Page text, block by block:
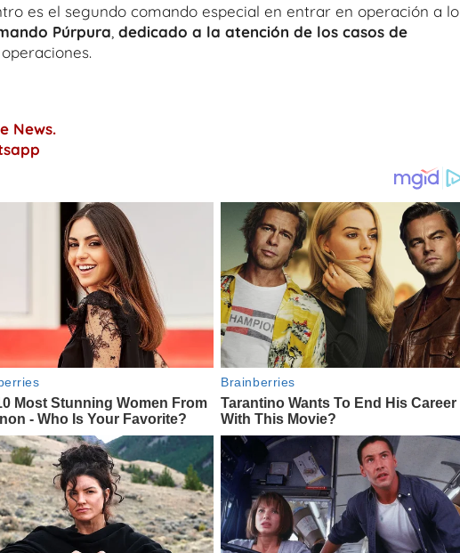
es el segundo comando especial en entrar en operación a lo
Púrpura dedicado a la atención de los casos de
News.